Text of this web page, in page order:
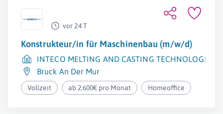
vor 24 T
Konstrukteur/in für Maschinenbau (m/w/d)
INTECO MELTING AND CASTING TECHNOLOGIES
Bruck An Der Mur
Vollzeit ab 2.600€ pro Monat Homeoffice